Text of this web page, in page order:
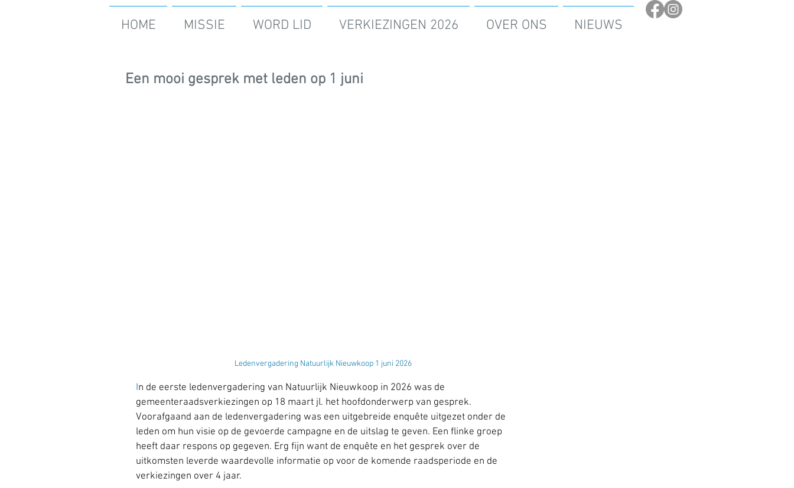
HOME MISSIE WORD LID VERKIEZINGEN 2026 OVER ONS NIEUWS
Een mooi gesprek met leden op 1 juni
Ledenvergadering Natuurlijk Nieuwkoop 1 juni 2026
In de eerste ledenvergadering van Natuurlijk Nieuwkoop in 2026 was de
gemeenteraadsverkiezingen op 18 maart jl. het hoofdonderwerp van gesprek.
Voorafgaand aan de ledenvergadering was een uitgebreide enquête uitgezet onder de
leden om hun visie op de gevoerde campagne en de uitslag te geven. Een flinke groep
heeft daar respons op gegeven. Erg fijn want de enquête en het gesprek over de
uitkomsten leverde waardevolle informatie op voor de komende raadsperiode en de
verkiezingen over 4 jaar.